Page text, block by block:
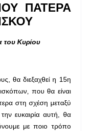
ΠΑΤΕΡΑ
του Κυρίου
θα διεξαχθεί η 15η
που θα είναι
στη σχέση μεταξύ
ευκαιρία αυτή, θα
με ποιο τρόπο